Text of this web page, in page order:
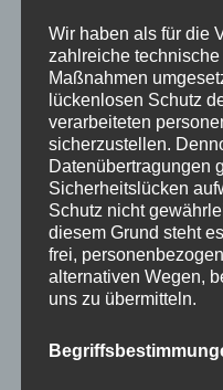
Impulsvorträge
NEWS
Your email:
Wir haben als für die
zahlreiche
Maßnahmen
lückenlosen Schutz
verarbeiteten
sicherzustellen.
Datenübertragungen
Sicherheitslücken
Schutz nicht
diesem Grund steht
frei,
alternativen Wegen,
uns zu übermitteln.